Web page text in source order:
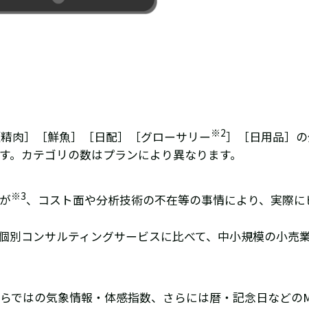
肉］［鮮魚］［日配］［グローサリー ※2］［日用品］
カテゴリの数はプランにより異なります。
※3、コスト面や分析技術の不在等の事情により、実際
別コンサルティングサービスに比べて、中小規模の小売
ではの気象情報・体感指数、さらには暦・記念日などの